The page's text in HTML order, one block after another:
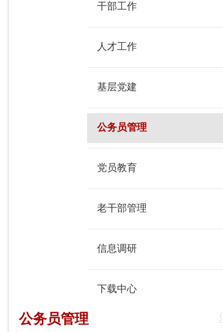
干部工作
人才工作
基层党建
公务员管理
党员教育
老干部管理
信息调研
下载中心
公务员管理